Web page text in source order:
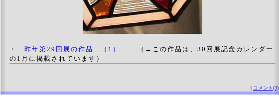
・ 昨年第29回展の作品 （1）
（←この作品は、30回展記念カレンダー
の1月に掲載されています）
| コメント(3)